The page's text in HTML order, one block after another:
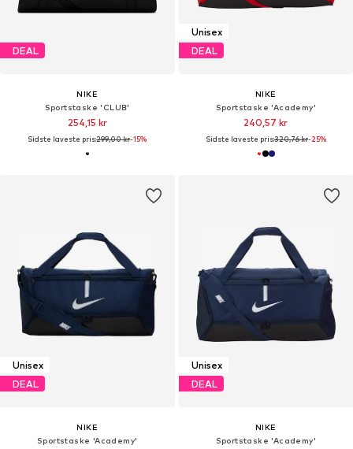
DEAL
NIKE
Sportstaske 'CLUB'
254,15 kr
Sidste laveste pris:299,00 kr-15%
Unisex
DEAL
NIKE
Sportstaske 'Academy'
240,57 kr
Sidste laveste pris:320,76 kr-25%
Unisex
DEAL
NIKE
Sportstaske 'Academy'
Unisex
DEAL
NIKE
Sportstaske 'Academy'